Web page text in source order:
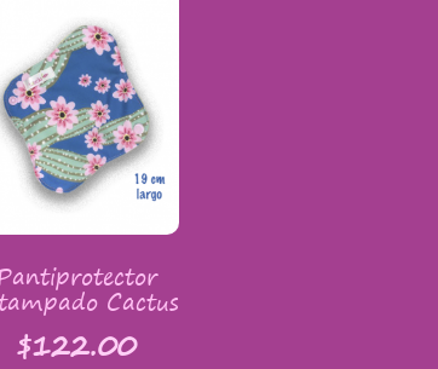
Cactus
$122.00